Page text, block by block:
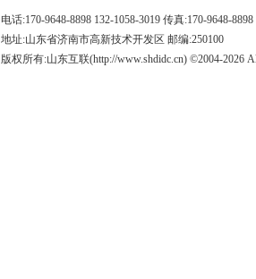
电话:170-9648-8898 132-1058-3019 传真:170-9648-
地址:山东省济南市高新技术开发区 邮编:250100
版权所有:山东互联(http://www.shdidc.cn) ©2004-2026